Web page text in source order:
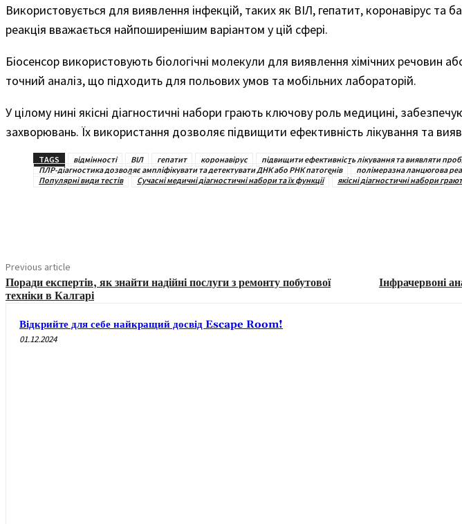
Використовується для виявлення інфекцій, таких як ВІЛ, гепатит, коронавірус та
реакція вважається найпоширенішим варіантом у цій сфері.
Біосенсор використовують біологічні молекули для виявлення хімічних речовин
точний аналіз, що підходить для польових умов та мобільних лабораторій.
У цілому нині якісні діагностичні набори грають ключову роль медицині,
захворювань. Їх використання дозволяє підвищити ефективність лікування та
TAGS відмінності ВІЛ гепатит коронавірус
підвищити ефективність лікування та виявляти
ПЛР-діагностика дозволяє ампліфікувати та детектувати ДНК або РНК патогенів
полімеразна ланцюгова
Популярні види тестів
Сучасні медичні діагностичні набори та їх функції якісні діагностичні набори
Previous article
Поради експертів, як знайти надійні послуги з ремонту побутової
техніки в Калгарі
Інфрачервоні
Відкрийте для себе найкращий досвід Escape Room!
01.12.2024